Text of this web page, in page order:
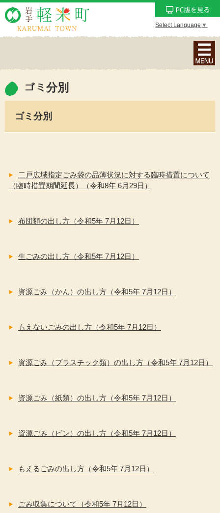
Select Language ▼
ナ
ビ
メ
ゴミ分別
ゴミ分別
二戸広域指定ごみ袋の品薄状況に対する臨時措置について
（臨時措置期間延長）（令和8年 6月29日）
布団類の出し方（令和5年 7月12日）
生ごみの出し方（令和5年 7月12日）
資源ごみ（かん）の出し方（令和5年 7月12日）
もえないごみの出し方（令和5年 7月12日）
資源ごみ（プラスチック類）の出し方（令和5年 7月12日）
資源ごみ（紙類）の出し方（令和5年 7月12日）
資源ごみ（ビン）の出し方（令和5年 7月12日）
もえるごみの出し方（令和5年 7月12日）
ごみ収集について（令和5年 7月12日）